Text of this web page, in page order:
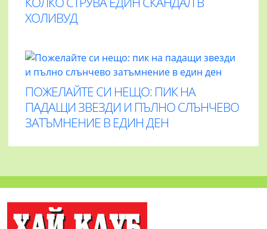
ХОЛИВУД
ПОЖЕЛАЙТЕ СИ НЕЩО: ПИК НА
ПАДАЩИ ЗВЕЗДИ И ПЪЛНО СЛЪНЧЕВО
ЗАТЪМНЕНИЕ В ЕДИН ДЕН